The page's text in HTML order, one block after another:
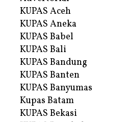
KUPAS Aceh
KUPAS Aneka
KUPAS Babel
KUPAS Bali
KUPAS Bandung
KUPAS Banten
KUPAS Banyumas
Kupas Batam
KUPAS Bekasi